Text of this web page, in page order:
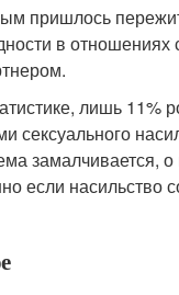
пришлось
в отношениях
лишь 11%
сексуального
замалчивается,
если насильство